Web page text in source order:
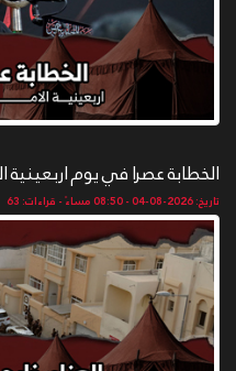
الخطابة عصرا في يوم اربعينية
تاريخ: 2026-08-04 - 08:50 مساءً - قراءات: 63